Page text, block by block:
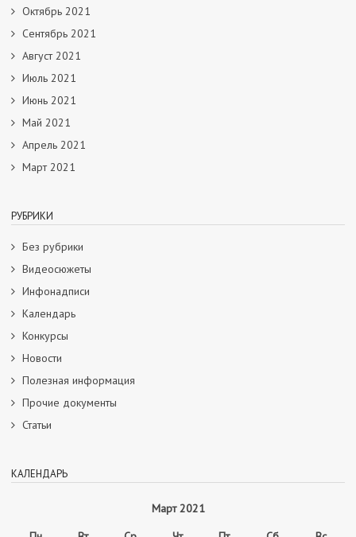
Октябрь 2021
Сентябрь 2021
Август 2021
Июль 2021
Июнь 2021
Май 2021
Апрель 2021
Март 2021
РУБРИКИ
Без рубрики
Видеосюжеты
Инфонадписи
Календарь
Конкурсы
Новости
Полезная информация
Прочие документы
Статьи
КАЛЕНДАРЬ
Март 2021